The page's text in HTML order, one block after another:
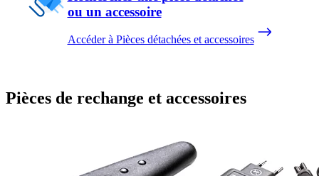
ou un accessoire
Accéder à Pièces détachées et accessoires
Pièces de rechange et accessoires